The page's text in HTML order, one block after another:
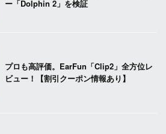
ー「Dolphin 2」を検証
プロも高評価。EarFun「Clip2」全方位レ
ビュー！【割引クーポン情報あり】